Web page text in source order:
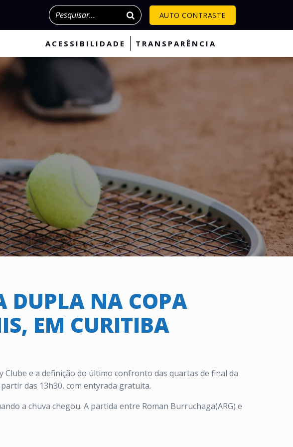
Pesquisar AUTO CONTRASTE
ACESSIBILIDADE TRANSPARÊNCIA
DUPLA NA COPA
EM CURITIBA
e a definição do último confronto das quartas de final da
das 13h30, com entyrada gratuita.
a chuva chegou. A partida entre Roman Burruchaga(ARG) e